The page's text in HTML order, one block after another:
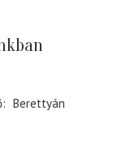
Berettyán